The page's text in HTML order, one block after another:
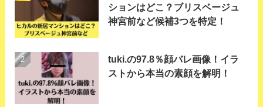
ションはどこ？ブリスベージュ
神宮前など候補3つを特定！
tuki.の97.8％顔バレ画像！イラ
ストから本当の素顔を解明！